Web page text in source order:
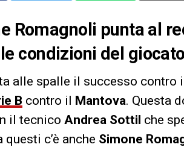
Romagnoli punta al
condizioni del
alle spalle il successo contro
B contro il Mantova. Questa
il tecnico Andrea Sottil che
c’è anche Simone